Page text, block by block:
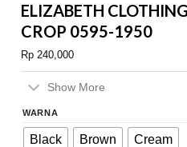
ELIZABETH
CROP 0595-1950
Rp 240,000
Show More
WARNA
Black Brown Cream